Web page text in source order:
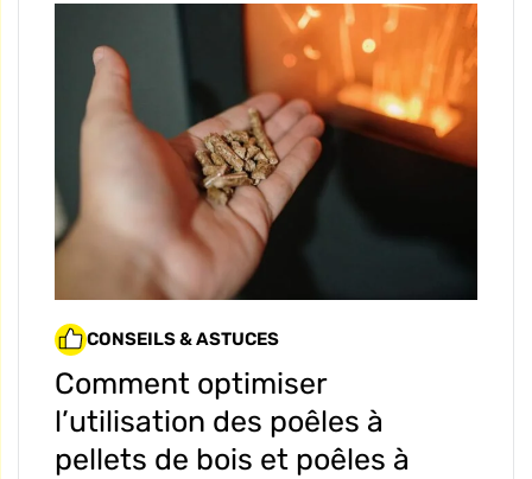
CONSEILS & ASTUCES
Comment optimiser
l’utilisation des poêles à
pellets de bois et poêles à